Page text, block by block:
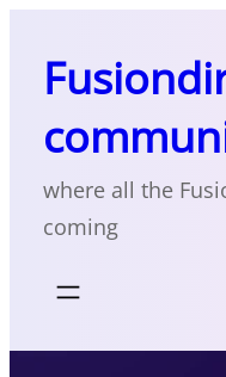
content
where all the
coming